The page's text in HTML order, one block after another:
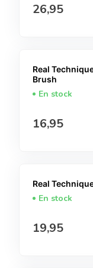
Prix normal
26,95
Real
Brush
En stock
Prix normal
16,95
Real
En stock
Prix normal
19,95